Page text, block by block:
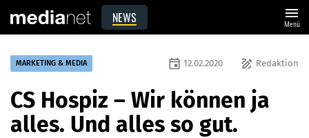
NEWS menu
Menü
MARKETING & MEDIA draw Redaktion
event 12.02.2020
CS Hospiz – Wir können ja
alles. Und alles so gut.